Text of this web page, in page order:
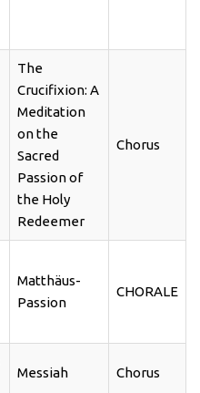
The
Crucifixion: A
Meditation
on the
Sacred
Passion of
the Holy
Redeemer
Chorus
Matthäus-
Passion
CHORALE
Messiah Chorus